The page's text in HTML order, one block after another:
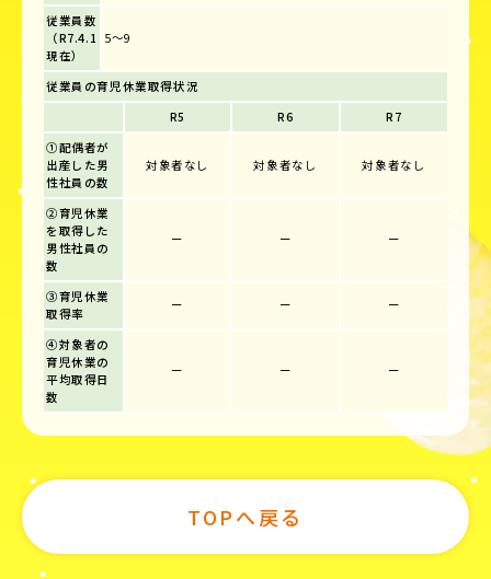
従業員数
（R7.4.1
現在）
5～9
従業員の育児休業取得状況
R5
R6
R7
①配偶者が
出産した男
性社員の数
対象者なし 対象者なし 対象者なし
②育児休業
を取得した
男性社員の
数
ー ー ー
③育児休業
取得率
ー ー ー
④対象者の
育児休業の
平均取得日
数
ー ー ー
TOPへ戻る